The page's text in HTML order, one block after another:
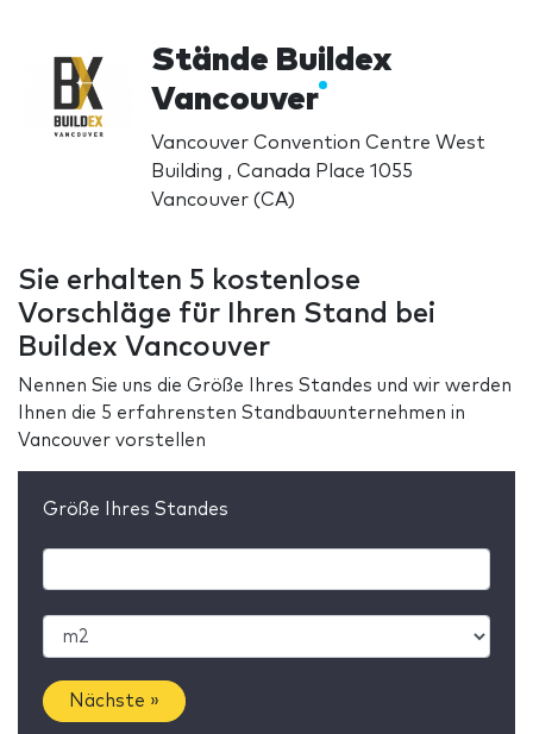
Stände Buildex
Vancouver
Vancouver Convention Centre West
Building , Canada Place 1055
Vancouver (CA)
Sie erhalten 5 kostenlose
Vorschläge für Ihren Stand bei
Buildex Vancouver
Nennen Sie uns die Größe Ihres Standes und wir werden
Ihnen die 5 erfahrensten Standbauunternehmen in
Vancouver vorstellen
Größe Ihres Standes
Nächste »